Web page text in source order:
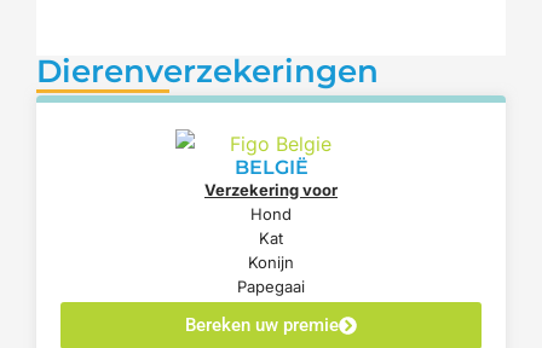
Dierenverzekeringen
BELGIË
Verzekering voor
Hond
Kat
Konijn
Papegaai
Bereken uw premie